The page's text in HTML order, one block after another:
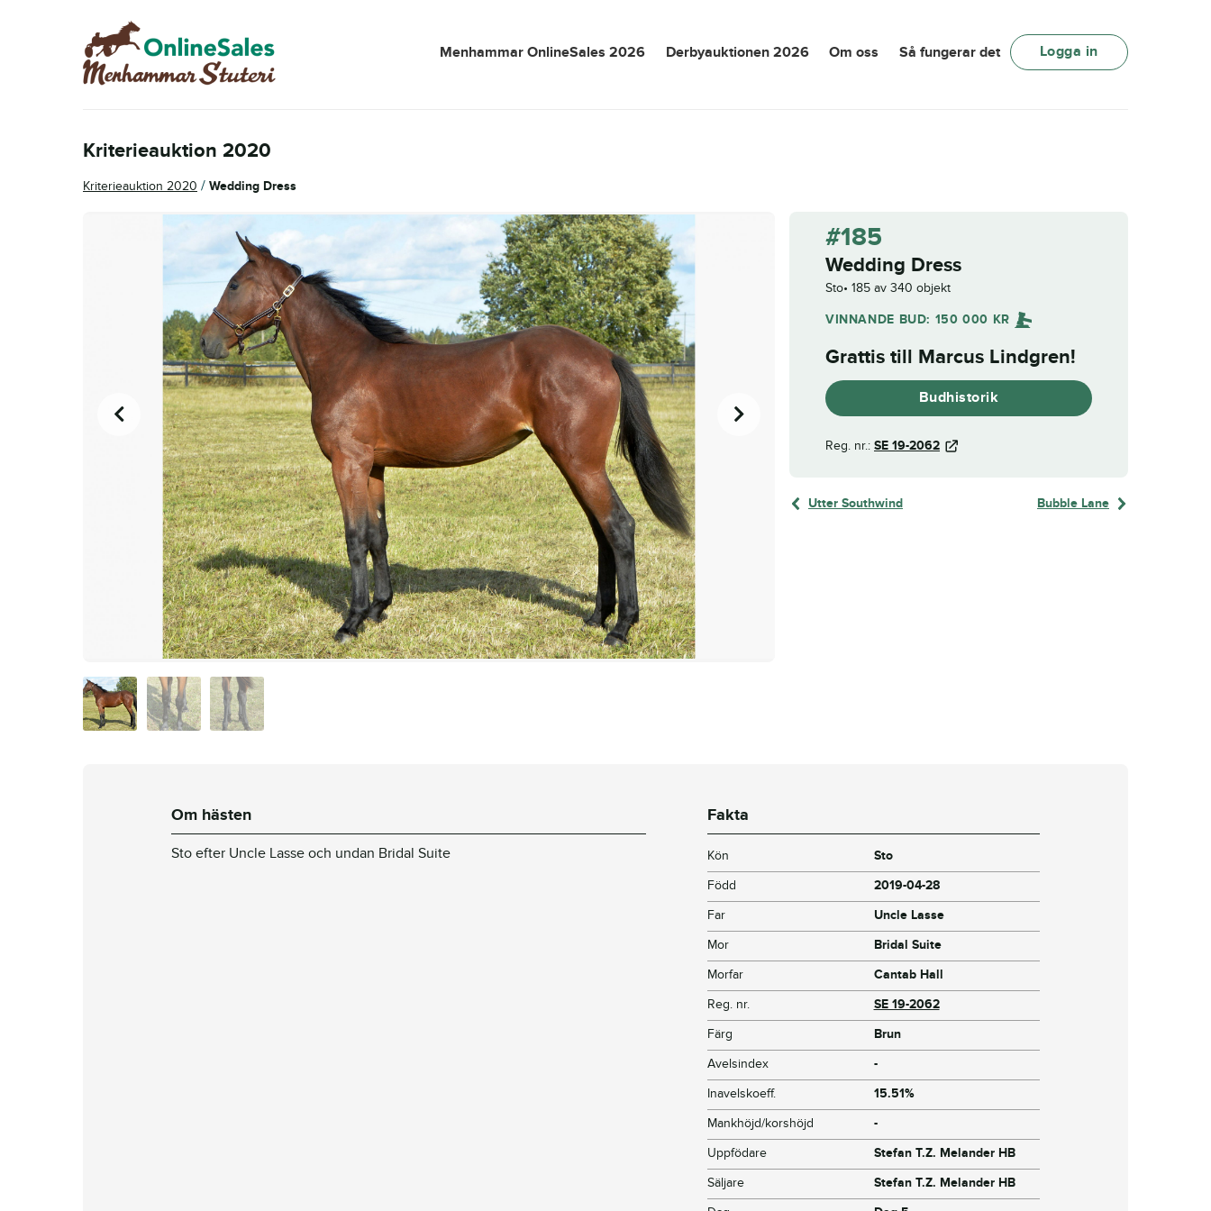
Hoppa
till
navigering
Hoppa
till
innehåll
Menhammar OnlineSales 2026 Derbyauktionen 2026 Om oss Så fungerar det Logga in
Kriterieauktion 2020
Kriterieauktion 2020 / Wedding Dress
#185
Wedding Dress
Sto 185 av 340 objekt
VINNANDE BUD: 150 000 KR
Grattis till Marcus Lindgren!
Budhistorik
Reg. nr.: SE 19-2062
Utter Southwind Bubble Lane
Om hästen
Sto efter Uncle Lasse och undan Bridal Suite
Fakta
Kön
Sto
Född
2019-04-28
Far
Uncle Lasse
Mor
Bridal Suite
Morfar
Cantab Hall
Reg. nr.
SE 19-2062
Färg
Brun
Avelsindex
-
Inavelskoeff.
15.51%
Mankhöjd/korshöjd
-
Uppfödare
Stefan T.Z. Melander HB
Säljare
Stefan T.Z. Melander HB